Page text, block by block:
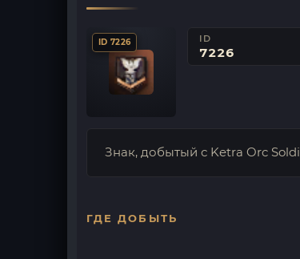
ID 7226 ID
7226
Знак, добытый с Ketra Orc
ГДЕ ДОБЫТЬ